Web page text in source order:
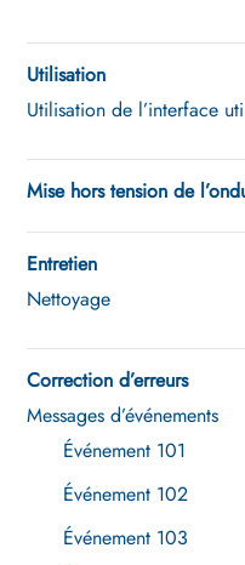
Utilisation
Utilisation de l’interface
Mise hors tension de
Entretien
Nettoyage
Correction d’erreurs
Messages d’événements
Événement 101
Événement 102
Événement 103